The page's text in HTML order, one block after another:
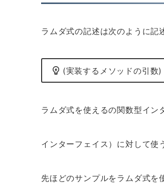
ラムダ式の記述は次のように記
(実装するメソッドの引
ラムダ式を使えるの関数型イン
インターフェイス）に対して使
先ほどのサンプルをラムダ式を